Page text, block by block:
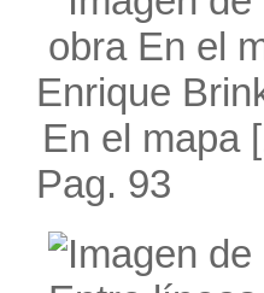
Enrique
En el mapa
Pag. 93